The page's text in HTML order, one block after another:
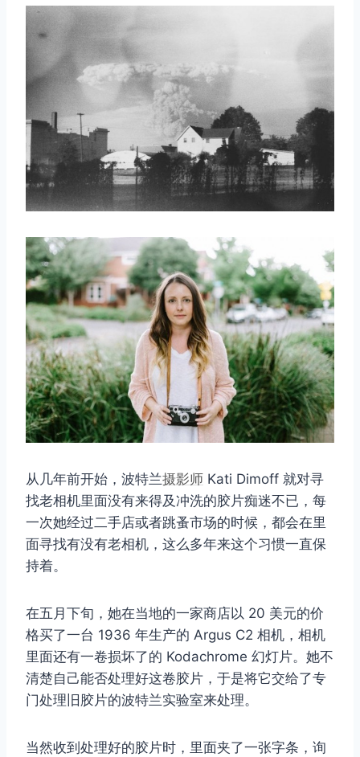
从几年前开始，波特兰摄影师 Kati Dimoff 就对寻
找老相机里面没有来得及冲洗的胶片痴迷不已，每
一次她经过二手店或者跳蚤市场的时候，都会在里
面寻找有没有老相机，这么多年来这个习惯一直保
持着。
在五月下旬，她在当地的一家商店以 20 美元的价
格买了一台 1936 年生产的 Argus C2 相机，相机
里面还有一卷损坏了的 Kodachrome 幻灯片。她不
清楚自己能否处理好这卷胶片，于是将它交给了专
门处理旧胶片的波特兰实验室来处理。
当然收到处理好的胶片时，里面夹了一张字条，询